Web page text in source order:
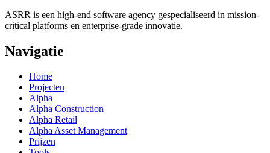
ASRR is een high-end software agency gespecialiseerd in mission-
critical platforms en enterprise-grade innovatie.
Navigatie
Home
Projecten
Alpha
Alpha Construction
Alpha Retail
Alpha Asset Management
Prijzen